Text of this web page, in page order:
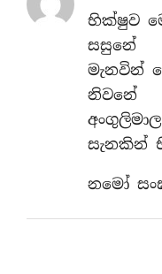
භික්ෂුව
සසුනේ
මැනවින්
නිවනේ
සැනකින්
නමෝ